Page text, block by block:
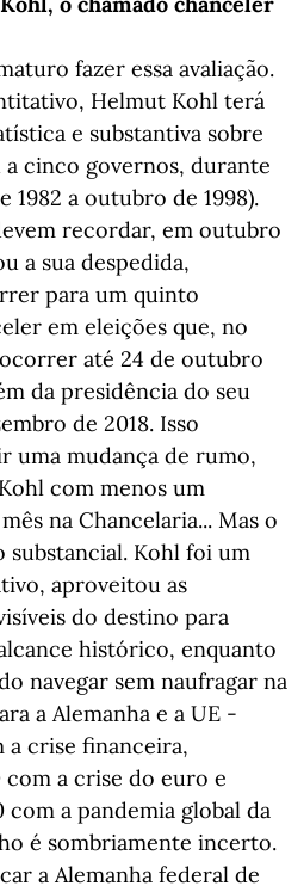
fazer essa avaliação.
Helmut Kohl terá
e substantiva sobre
cinco governos, durante
1982 a outubro de 1998).
recordar, em outubro
a sua despedida,
para um quinto
em eleições que, no
até 24 de outubro
da presidência do seu
de 2018. Isso
uma mudança de rumo,
com menos um
na Chancelaria... Mas o
substancial. Kohl foi um
aproveitou as
do destino para
histórico, enquanto
navegar sem naufragar na
a Alemanha e a UE -
a crise financeira,
com a crise do euro e
a pandemia global da
é sombriamente incerto.
a Alemanha federal de